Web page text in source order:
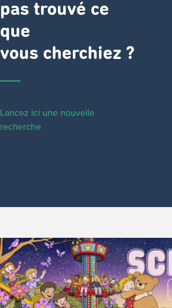
pas trouvé ce
que
vous cherchiez ?
Lancez ici une nouvelle
recherche